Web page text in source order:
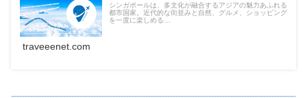
シンガポールは、多文化が融合するアジアの魅力あふれる
都市国家。近代的な街並みと自然、グルメ、ショッピング
を一度に楽しめる…
traveeenet.com